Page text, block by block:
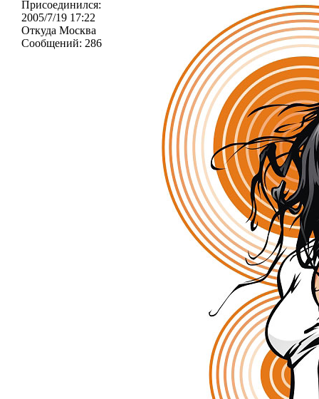
Присоединился:
2005/7/19 17:22
Откуда Москва
Сообщений: 286